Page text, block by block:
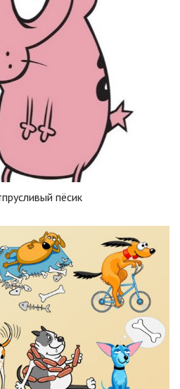
пёсик